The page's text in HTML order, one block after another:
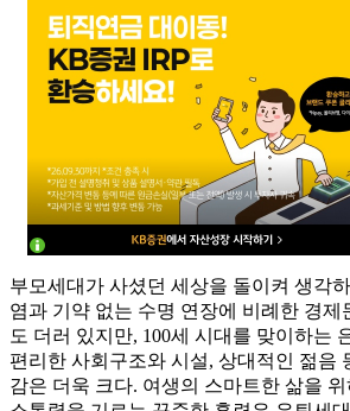
부모세대가 사셨던 세상을 돌이켜 생각
염과 기약 없는 수명 연장에 비례한 경제
도 더러 있지만, 100세 시대를 맞이하는
편리한 사회구조와 시설, 상대적인 젊음
감은 더욱 크다. 여생의 스마트한 삶을